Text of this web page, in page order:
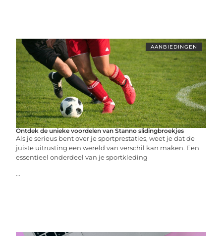
AANBIEDINGEN
Ontdek de unieke voordelen van Stanno slidingbroekjes
Als je serieus bent over je sportprestaties, weet je dat de
juiste uitrusting een wereld van verschil kan maken. Een
essentieel onderdeel van je sportkleding
...